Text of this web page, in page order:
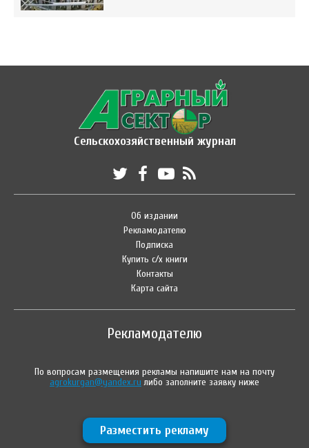
Сельскохозяйственный журнал
Об издании
Рекламодателю
Подписка
Купить с/х книги
Контакты
Карта сайта
Рекламодателю
По вопросам размещения рекламы напишите нам на почту
agrokurgan@yandex.ru либо заполните заявку ниже
Разместить рекламу